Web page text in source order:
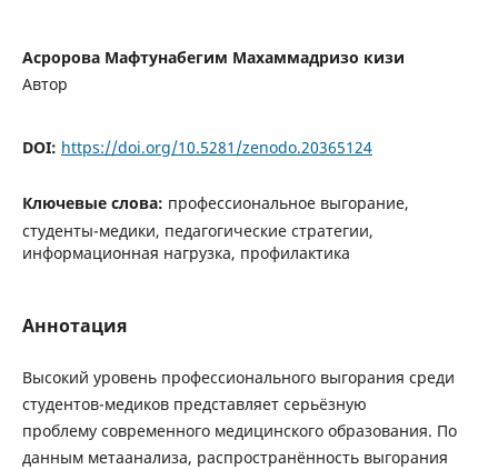
Асророва Мафтунабегим Махаммадризо кизи
Автор
DOI: https://doi.org/10.5281/zenodo.20365124
Ключевые слова: профессиональное выгорание,
студенты-медики, педагогические стратегии,
информационная нагрузка, профилактика
Аннотация
Высокий уровень профессионального выгорания среди
студентов-медиков представляет серьёзную
проблему современного медицинского образования. По
данным метаанализа, распространённость выгорания